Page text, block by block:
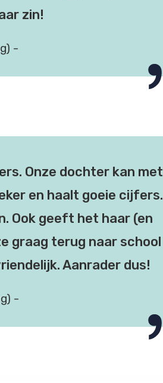
zin!
-
Onze dochter kan met
en haalt goeie cijfers.
Ook geeft het haar (en
graag terug naar school
Aanrader dus!
-